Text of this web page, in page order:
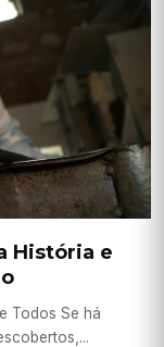
História e
Todos Se há